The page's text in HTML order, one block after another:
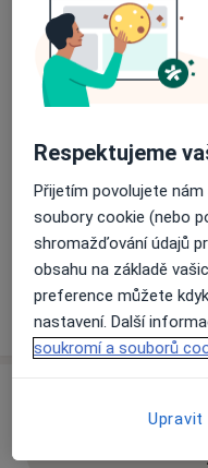
Dostupnost
Na této adrese
Způsoby platby
Na teto adrese
Detaily
Respektujeme
Přijetím povolujete
soubory cookie (nebo
shromažďování údajů
obsahu na základě
preference můžete
nastavení. Další
soukromí a souborů